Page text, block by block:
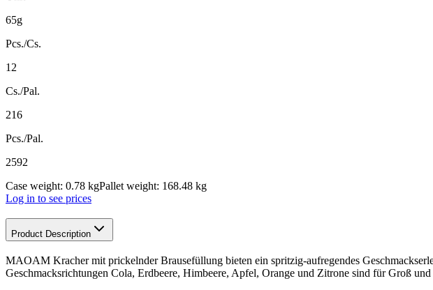
65g
Pcs./Cs.
12
Cs./Pal.
216
Pcs./Pal.
2592
Case weight: 0.78 kgPallet weight: 168.48 kg
Log in to see prices
Product Description
MAOAM Kracher mit prickelnder Brausefüllung bieten ein spritzig-aufregendes
Geschmacksrichtungen Cola, Erdbeere, Himbeere, Apfel, Orange und Zitrone sind für Groß